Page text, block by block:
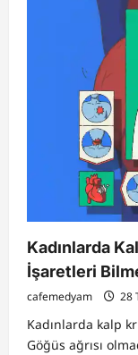
Kadınlarda
İşaretleri
cafemedyam 28
Kadınlarda kalp
Göğüs ağrısı